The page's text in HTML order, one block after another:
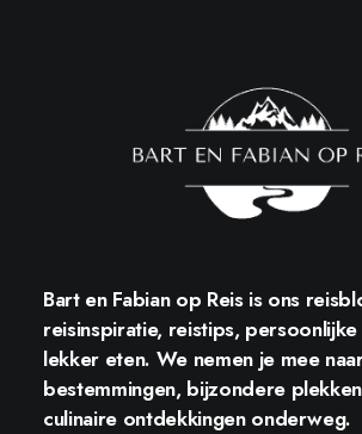
Bart en Fabian op Reisis ons
reisinspiratie, reistips,
lekker eten. We nemen je mee
bestemmingen, bijzondere
culinaire ontdekkingen onderweg.